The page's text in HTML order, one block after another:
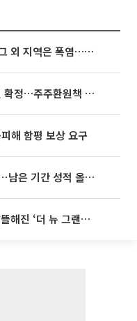
동해안은 시간당 80㎜ 폭우, 그 외 지역은 폭염…‘극과 극 날씨’
SK하이닉스, 분기배당 375원 확정…주주환원책 9월로 앞당겨 발표
해 함평 보상 요구
'개편 전 마지막 수능' D-100⋯남은 기간 성적 올릴 전략은
효율·AI 더했다…더 강하고 알뜰해진 ‘더 뉴 그랜저 하이브리드’ [ET의 모빌리티]